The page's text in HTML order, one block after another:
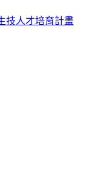
技人才培育計畫